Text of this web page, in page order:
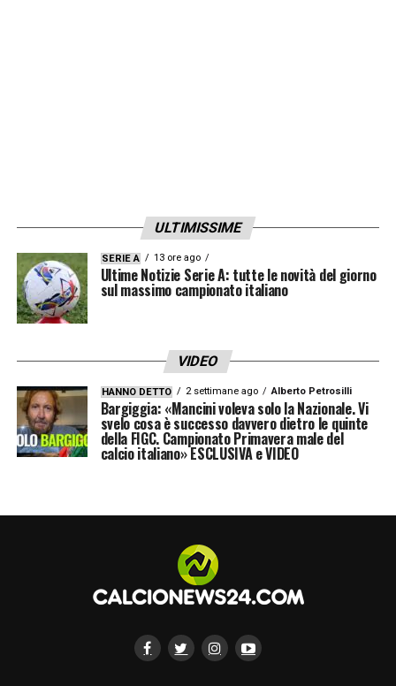
ULTIMISSIME
SERIE A 13 ore ago
Ultime Notizie Serie A: tutte le novità del giorno
sul massimo campionato italiano
VIDEO
HANNO DETTO 2 settimane ago Alberto Petrosilli
Bargiggia: «Mancini voleva solo la Nazionale. Vi
svelo cosa è successo davvero dietro le quinte
della FIGC. Campionato Primavera male del
calcio italiano» ESCLUSIVA e VIDEO